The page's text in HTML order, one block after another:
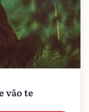
vão te